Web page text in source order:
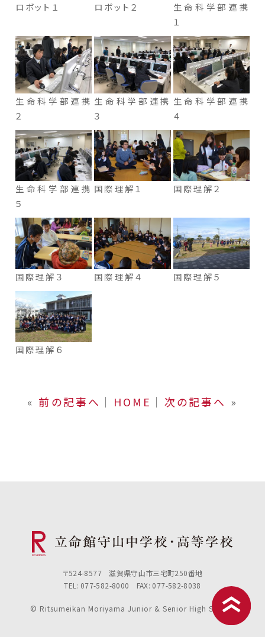
ロボット１ ロボット２
生命科学部連携
１
生命科学部連携
２
生命科学部連携
３
生命科学部連携
４
生命科学部連携
５
国際理解１ 国際理解２
国際理解３ 国際理解４ 国際理解５
国際理解６
« 前の記事へ │ HOME │ 次の記事へ »
〒524-8577 滋賀県守山市三宅町250番地
TEL: 077-582-8000 FAX: 077-582-8038
© Ritsumeikan Moriyama Junior & Senior High School